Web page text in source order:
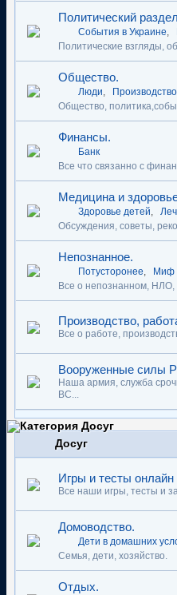
Политический
События в Украине,
Политические взгляды,
Общество.
Люди,
Общество,
Финансы.
Банк
Все что связанно с
Медицина и
Здоровье детей,
Обсуждения, советы,
Непознанное.
Потусторонее, Миф
Все о непознанном, НЛО,
Производство,
Все о работе,
Вооруженные силы
Наша армия, служба
ВС...
Досуг
Игры и тесты онлайн
Все наши игры, тесты и
Домоводство.
Дети в домашних
Семья, дети, хозяйство.
Отдых.